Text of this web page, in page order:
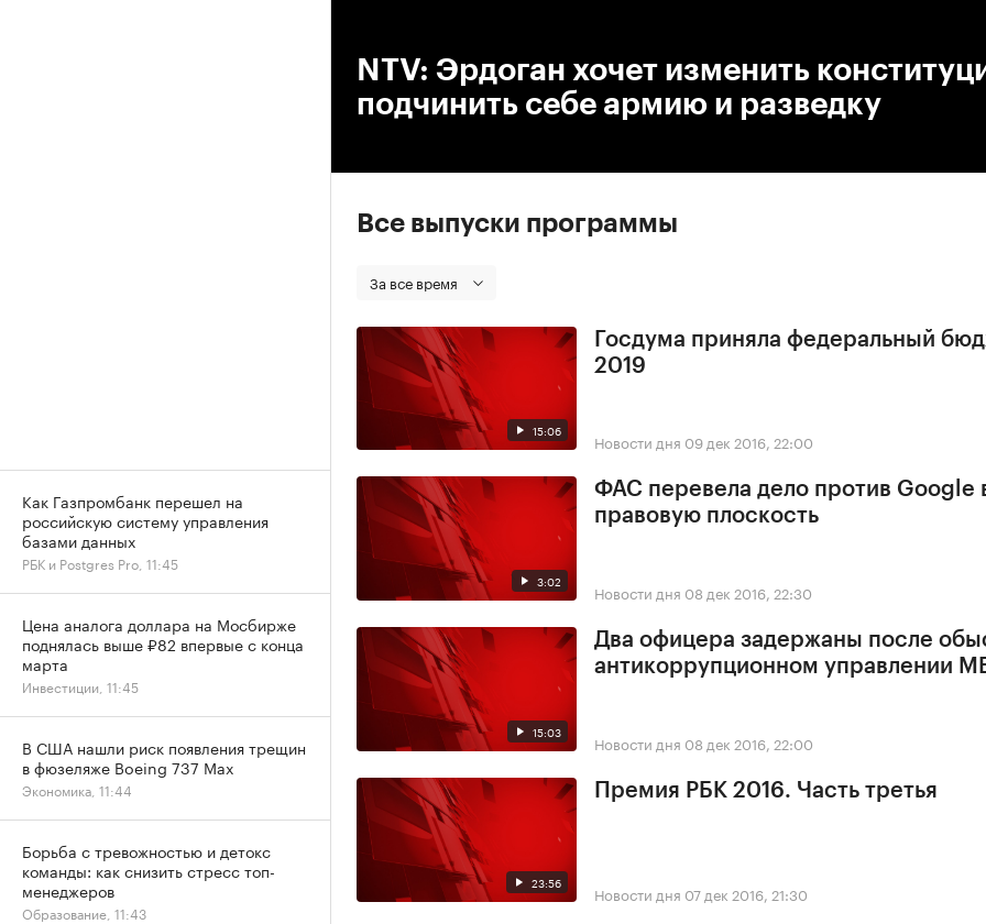
NTV: Эрдоган хочет изменить
подчинить себе армию и разведку
Все выпуски программы
За все время
15:06
Госдума приняла федеральный
2019
Новости дня 09 дек 2016, 22:00
3:02
ФАС перевела дело против Google
правовую плоскость
Новости дня 08 дек 2016, 22:30
15:03
Два офицера задержаны после
антикоррупционном управлении
Новости дня 08 дек 2016, 22:00
23:56
Премия РБК 2016. Часть третья
Новости дня 07 дек 2016, 21:30
Как Газпромбанк перешел на
российскую систему управления
базами данных
РБК и Postgres Pro, 11:45
Цена аналога доллара на Мосбирже
поднялась выше ₽82 впервые с конца
марта
Инвестиции, 11:45
В США нашли риск появления трещин
в фюзеляже Boeing 737 Max
Экономика, 11:44
Борьба с тревожностью и детокс
команды: как снизить стресс топ-
менеджеров
Образование, 11:43